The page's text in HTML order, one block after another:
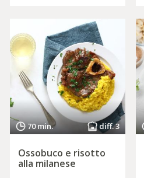
70 min. diff. 3
Ossobuco e risotto
alla milanese